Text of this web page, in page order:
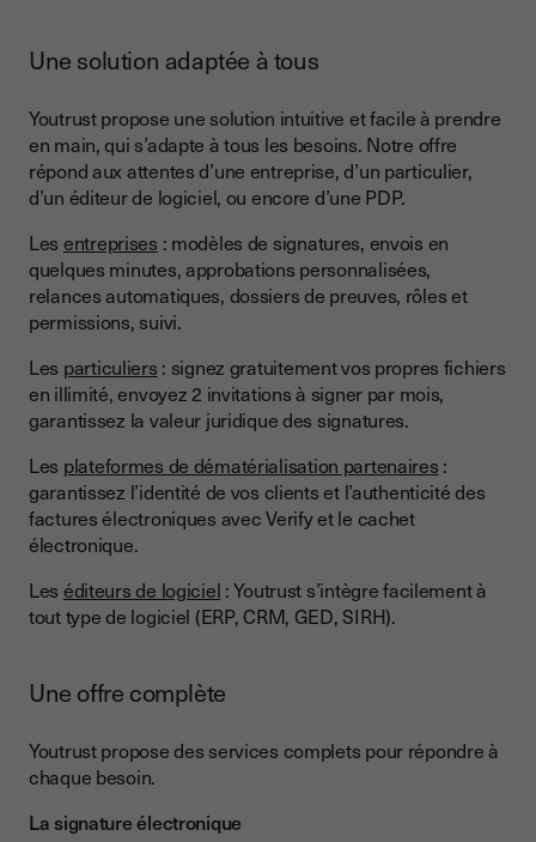
Une solution adaptée à tous
Youtrust propose une solution intuitive et facile à prendre
en main, qui s’adapte à tous les besoins. Notre offre
répond aux attentes d’une entreprise, d’un particulier,
d’un éditeur de logiciel, ou encore d’une PDP.
Les entreprises : modèles de signatures, envois en
quelques minutes, approbations personnalisées,
relances automatiques, dossiers de preuves, rôles et
permissions, suivi.
Les particuliers : signez gratuitement vos propres fichiers
en illimité, envoyez 2 invitations à signer par mois,
garantissez la valeur juridique des signatures.
Les plateformes de dématérialisation partenaires :
garantissez l’identité de vos clients et l’authenticité des
factures électroniques avec Verify et le cachet
électronique.
Les éditeurs de logiciel : Youtrust s’intègre facilement à
tout type de logiciel (ERP, CRM, GED, SIRH).
Une offre complète
Youtrust propose des services complets pour répondre à
chaque besoin.
La signature électronique